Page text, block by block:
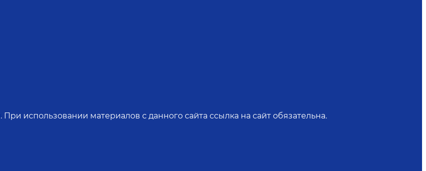
использовании материалов с данного сайта ссылка на сайт обязательна.